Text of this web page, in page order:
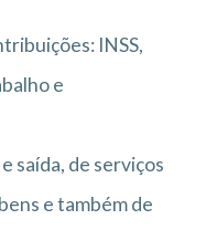
INSS,
e
saída, de serviços
e também de